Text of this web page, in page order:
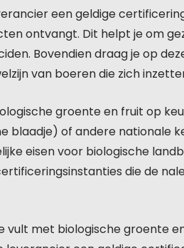
een geldige
ontvangt. Dit helpt je om
Bovendien draag je op
van boeren die zich
groente en fruit op
blaadje) of andere nationale
eisen voor biologische
die de
vult met biologische groente